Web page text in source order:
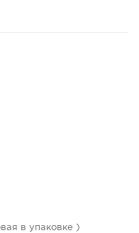
в упаковке )